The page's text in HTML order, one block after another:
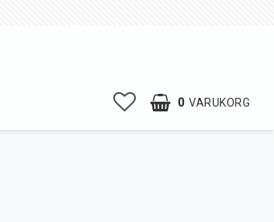
0 VARUKORG